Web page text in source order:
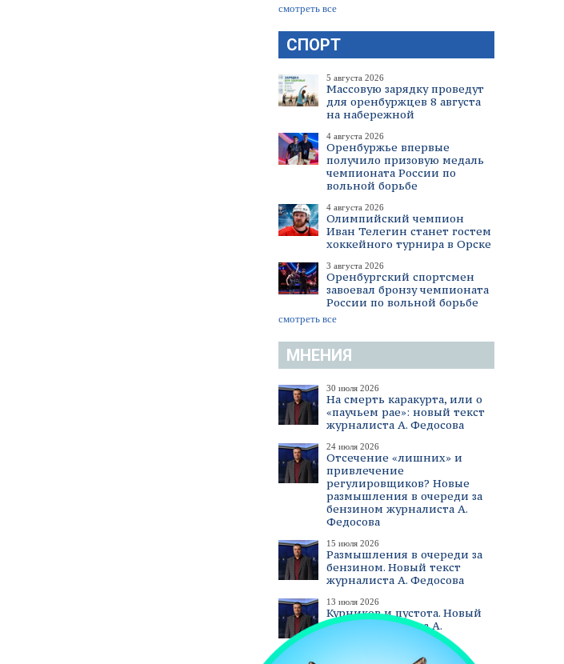
смотреть все
СПОРТ
5 августа 2026
Массовую зарядку проведут
для оренбуржцев 8 августа
на набережной
4 августа 2026
Оренбуржье впервые
получило призовую медаль
чемпионата России по
вольной борьбе
4 августа 2026
Олимпийский чемпион
Иван Телегин станет гостем
хоккейного турнира в Орске
3 августа 2026
Оренбургский спортсмен
завоевал бронзу чемпионата
России по вольной борьбе
смотреть все
МНЕНИЯ
30 июля 2026
На смерть каракурта, или о
«паучьем рае»: новый текст
журналиста А. Федосова
24 июля 2026
Отсечение «лишних» и
привлечение
регулировщиков? Новые
размышления в очереди за
бензином журналиста А.
Федосова
15 июля 2026
Размышления в очереди за
бензином. Новый текст
журналиста А. Федосова
13 июля 2026
Курников и пустота. Новый
текст журналиста А.
смотреть все